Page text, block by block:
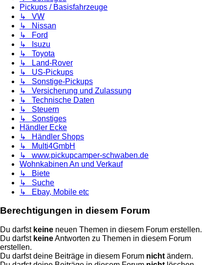
Pickups / Basisfahrzeuge
↳ VW
↳ Nissan
↳ Ford
↳ Isuzu
↳ Toyota
↳ Land-Rover
↳ US-Pickups
↳ Sonstige-Pickups
↳ Versicherung und Zulassung
↳ Technische Daten
↳ Steuern
↳ Sonstiges
Händler Ecke
↳ Händler Shops
↳ Multi4GmbH
↳ www.pickupcamper-schwaben.de
Wohnkabinen An und Verkauf
↳ Biete
↳ Suche
↳ Ebay, Mobile etc
Berechtigungen in diesem Forum
Du darfst keine neuen Themen in diesem Forum erstellen.
Du darfst keineAntworten zu Themen in diesem Forum
erstellen.
Du darfst deine Beiträge in diesem Forum nicht ändern.